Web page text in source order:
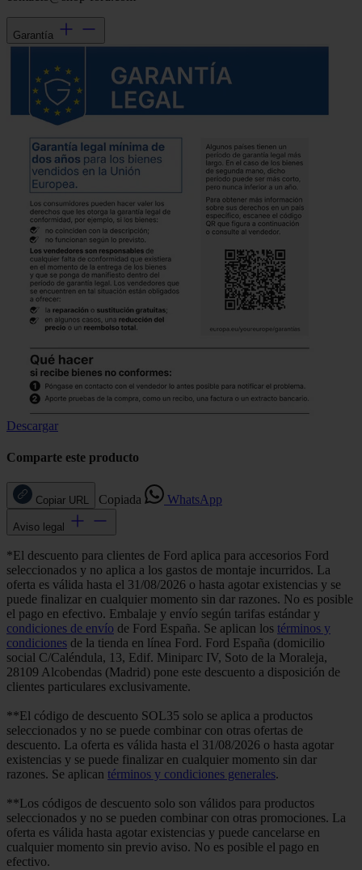
Garantía
Descargar
Comparte este producto
Copiar URL Copiada WhatsApp
Aviso legal
*El descuento para clientes de Ford aplica para accesorios Ford
seleccionados y no aplica a los gastos de montaje incurridos. La
oferta es válida hasta el 31/08/2026 o hasta agotar existencias y se
puede finalizar en cualquier momento sin dar razones. No es posible
el pago en efectivo. Embalaje y envío según tarifas estándar y
condiciones de envío de Ford España. Se aplican los términos y
condiciones de la tienda en línea Ford. Ford España (domicilio
social C/Caléndula, 13, Edif. Miniparc IV, Soto de la Moraleja,
28109 Alcobendas (Madrid) pone este descuento a disposición de
clientes particulares exclusivamente.
**El código de descuento SOL35 solo se aplica a productos
seleccionados y no se puede combinar con otras ofertas de
descuento. La oferta es válida hasta el 31/08/2026 o hasta agotar
existencias y se puede finalizar en cualquier momento sin dar
razones. Se aplican términos y condiciones generales.
**Los códigos de descuento solo son válidos para productos
seleccionados y no se pueden combinar con otras promociones. La
oferta es válida hasta agotar existencias y puede cancelarse en
cualquier momento sin previo aviso. No es posible el pago en
efectivo.